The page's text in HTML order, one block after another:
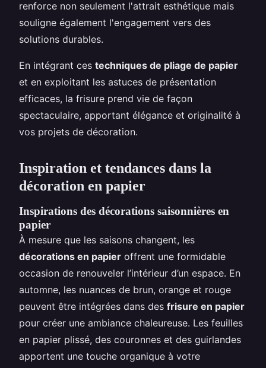
renforce non seulement l'attrait esthétique mais
souligne également l'engagement vers des
solutions durables.
En intégrant ces techniques de pliage de papier
et en exploitant les astuces de présentation
efficaces, la frisure prend vie de façon
spectaculaire, apportant élégance et originalité à
vos projets de décoration.
Inspiration et tendances dans la
décoration en papier
Inspirations des décorations saisonnières en
papier
À mesure que les saisons changent, les
décorations en papier offrent une formidable
occasion de renouveler l’intérieur d’un espace. En
automne, les nuances de brun, orange et rouge
peuvent être intégrées dans des frisure en papier
pour créer une ambiance chaleureuse. Les feuilles
en papier plissé, des couronnes et des guirlandes
apportent une touche organique à votre